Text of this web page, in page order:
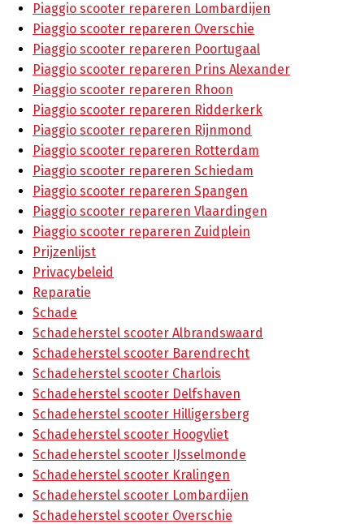
Piaggio scooter repareren Lombardijen
Piaggio scooter repareren Overschie
Piaggio scooter repareren Poortugaal
Piaggio scooter repareren Prins Alexander
Piaggio scooter repareren Rhoon
Piaggio scooter repareren Ridderkerk
Piaggio scooter repareren Rijnmond
Piaggio scooter repareren Rotterdam
Piaggio scooter repareren Schiedam
Piaggio scooter repareren Spangen
Piaggio scooter repareren Vlaardingen
Piaggio scooter repareren Zuidplein
Prijzenlijst
Privacybeleid
Reparatie
Schade
Schadeherstel scooter Albrandswaard
Schadeherstel scooter Barendrecht
Schadeherstel scooter Charlois
Schadeherstel scooter Delfshaven
Schadeherstel scooter Hilligersberg
Schadeherstel scooter Hoogvliet
Schadeherstel scooter IJsselmonde
Schadeherstel scooter Kralingen
Schadeherstel scooter Lombardijen
Schadeherstel scooter Overschie